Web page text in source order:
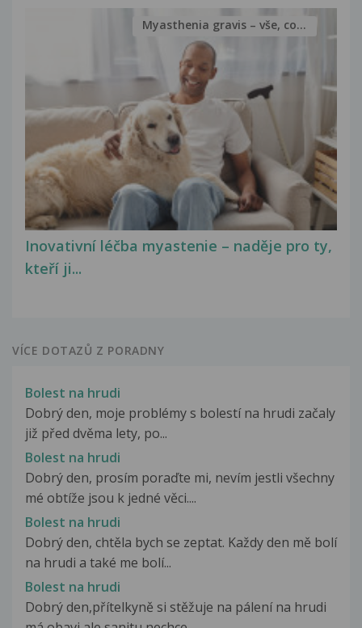
Inovativní léčba myastenie – naděje pro ty,
kteří ji...
Myasthenia gravis – vše, co...
VÍCE DOTAZŮ Z PORADNY
Bolest na hrudi
Dobrý den, moje problémy s bolestí na hrudi začaly
již před dvěma lety, po...
Bolest na hrudi
Dobrý den, prosím poraďte mi, nevím jestli všechny
mé obtíže jsou k jedné věci....
Bolest na hrudi
Dobrý den, chtěla bych se zeptat. Každy den mě bolí
na hrudi a také me bolí...
Bolest na hrudi
Dobrý den,přítelkyně si stěžuje na pálení na hrudi